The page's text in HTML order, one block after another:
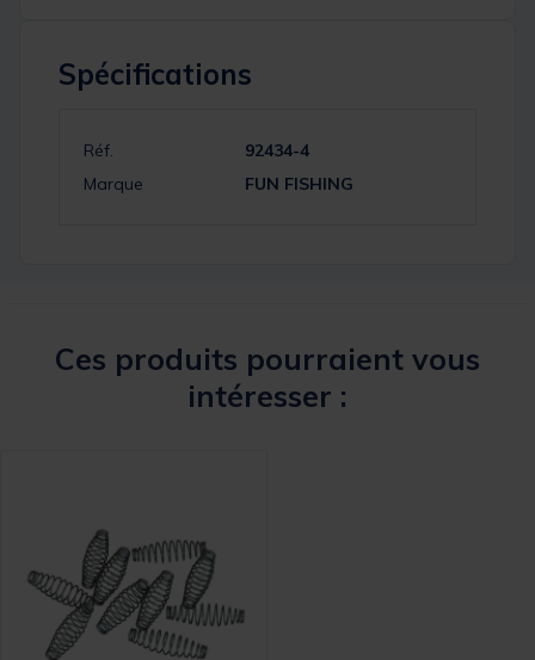
Spécifications
Réf.
92434-4
Marque
FUN FISHING
Ces produits pourraient vous
intéresser :